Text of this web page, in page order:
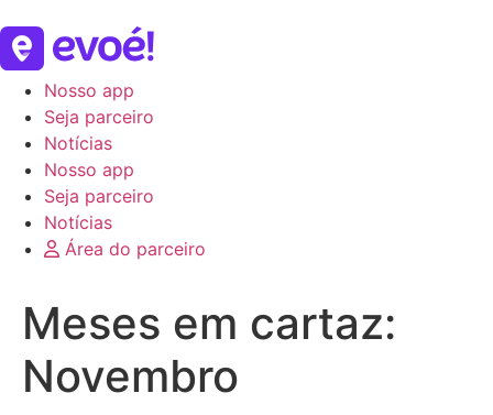
Nosso app
Seja parceiro
Notícias
Nosso app
Seja parceiro
Notícias
Área do parceiro
Meses em cartaz:
Novembro